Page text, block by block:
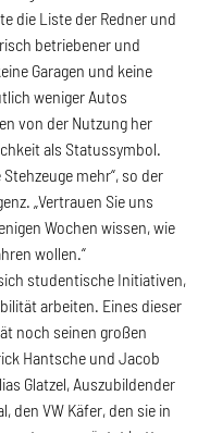
die Liste der Redner und
betriebener und
Garagen und keine
weniger Autos
von der Nutzung her
als Statussymbol.
mehr“, so der
„Vertrauen Sie uns
Wochen wissen, wie
wollen.“
studentische Initiativen,
arbeiten. Eines dieser
noch seinen großen
Hantsche und Jacob
Glatzel, Auszubildender
den VW Käfer, den sie in